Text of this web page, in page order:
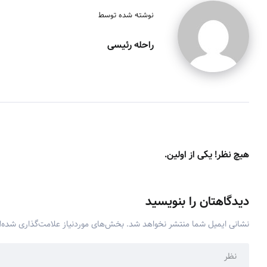
نوشته شده توسط
راحله رئیسی
هیچ نظر! یکی از اولین.
دیدگاهتان را بنویسید
نشانی ایمیل شما منتشر نخواهد شد. بخش‌های موردنیاز علامت‌گذاری